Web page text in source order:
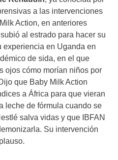
a las intervenciones
Action, en anteriores
al estrado para hacer su
experiencia en Uganda en
de sida, en el que
ojos cómo morían niños por
que Baby Milk Action
a África para que vieran
leche de fórmula cuando se
salva vidas y que IBFAN
Su intervención